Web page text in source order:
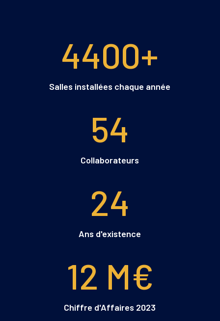
4400+
Salles installées chaque année
54
Collaborateurs
24
Ans d'existence
12 M€
Chiffre d'Affaires 2023